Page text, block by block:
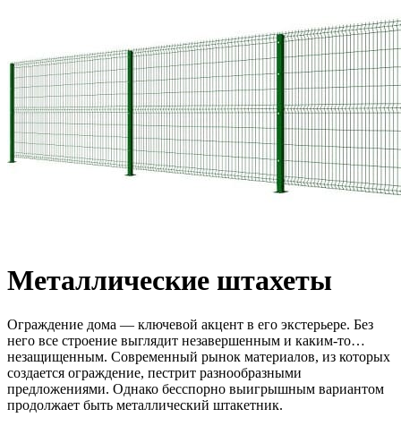
Металлические штахеты
Ограждение дома — ключевой акцент в его экстерьере. Без
него все строение выглядит незавершенным и каким-то…
незащищенным. Современный рынок материалов, из которых
создается ограждение, пестрит разнообразными
предложениями. Однако бесспорно выигрышным вариантом
продолжает быть металлический штакетник.